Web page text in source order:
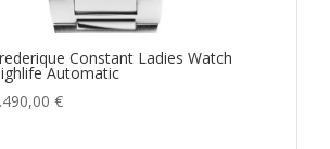
Constant Ladies Watch
Automatic
€